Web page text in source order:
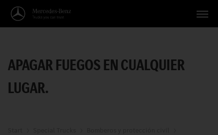
Aplicaciones
Temas
APAGAR FUEGOS EN CUALQUIER
LUGAR.